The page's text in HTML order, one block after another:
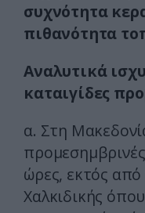
συχνότητα
πιθανότητα
Αναλυτικά
καταιγίδες
α. Στη
ώρες, εκτός
Χαλκιδικής